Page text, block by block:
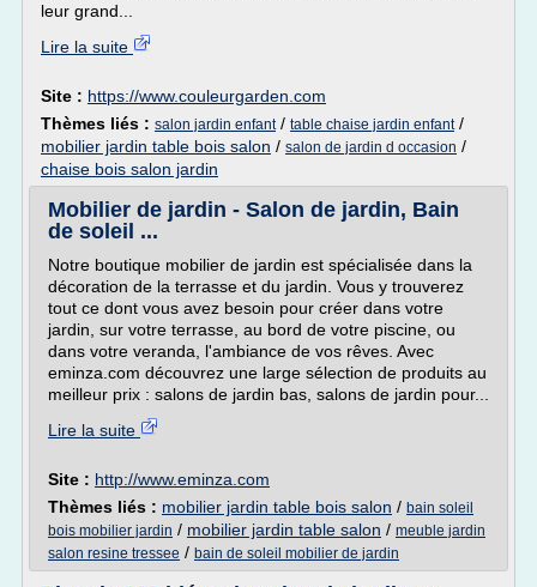
leur grand...
Lire la suite
Site : https://www.couleurgarden.com
Thèmes liés : salon jardin enfant/ table chaise jardin enfant/
mobilier jardin table bois salon / salon de jardin d occasion /
chaise bois salon jardin
Mobilier de jardin - Salon de jardin, Bain
de soleil ...
Notre boutique mobilier de jardin est spécialisée dans la
décoration de la terrasse et du jardin. Vous y trouverez
tout ce dont vous avez besoin pour créer dans votre
jardin, sur votre terrasse, au bord de votre piscine, ou
dans votre veranda, l'ambiance de vos rêves. Avec
eminza.com découvrez une large sélection de produits au
meilleur prix : salons de jardin bas, salons de jardin pour...
Lire la suite
Site : http://www.eminza.com
Thèmes liés : mobilier jardin table bois salon / bain soleil
bois mobilier jardin / mobilier jardin table salon / meuble jardin
salon resine tressee / bain de soleil mobilier de jardin